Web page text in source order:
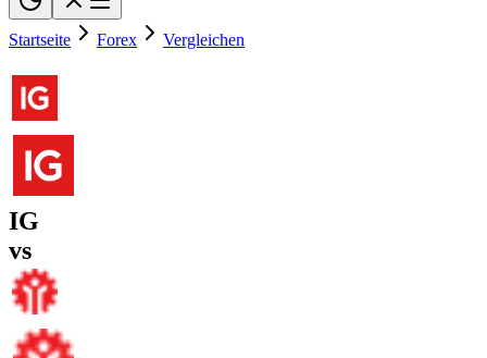
Startseite Forex Vergleichen
IG
vs